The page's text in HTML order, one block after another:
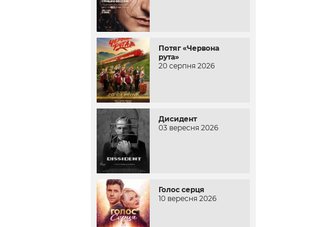
Потяг «Червона
рута»
20 серпня 2026
Дисидент
03 вересня 2026
Голос серця
10 вересня 2026